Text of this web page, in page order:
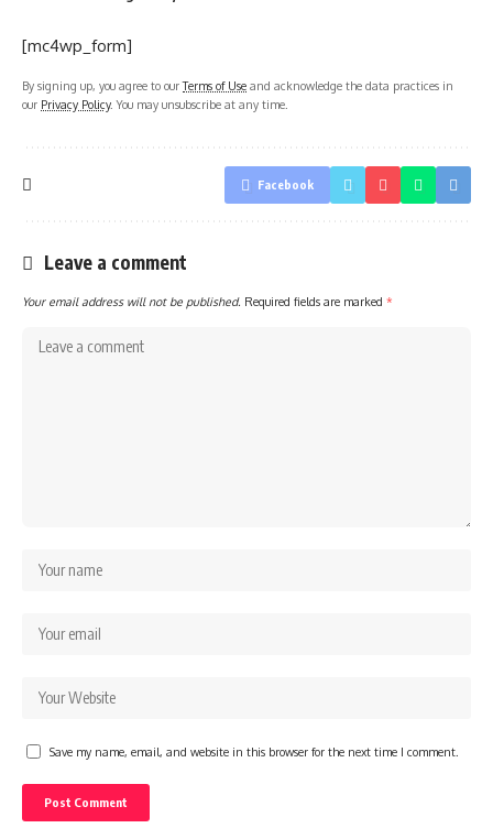
[mc4wp_form]
By signing up, you agree to ourTerms of Use and acknowledge the data practices in
our Privacy Policy. You may unsubscribe at any time.
Facebook
Leave a comment
Your email address will not be published. Required fields are marked *
Save my name, email, and website in this browser for the next time I comment.